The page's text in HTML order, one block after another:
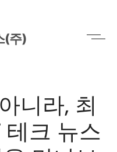
(주)
니라, 최
테크 뉴스